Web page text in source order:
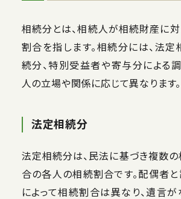
相続分とは、相続人が相続財産に
割合を指します。相続分には、法
続分、特別受益者や寄与分による
人の立場や関係に応じて異なります。
法定相続分
法定相続分は、民法に基づき複数
合の各人の相続割合です。配偶者
によって相続割合は異なり、遺言